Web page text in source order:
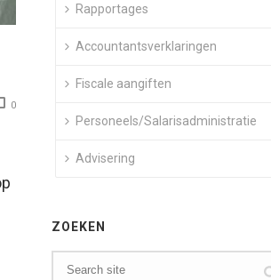
0
Rapportages
Accountantsverklaringen
Fiscale aangiften
Personeels/Salarisadministratie
Advisering
ZOEKEN